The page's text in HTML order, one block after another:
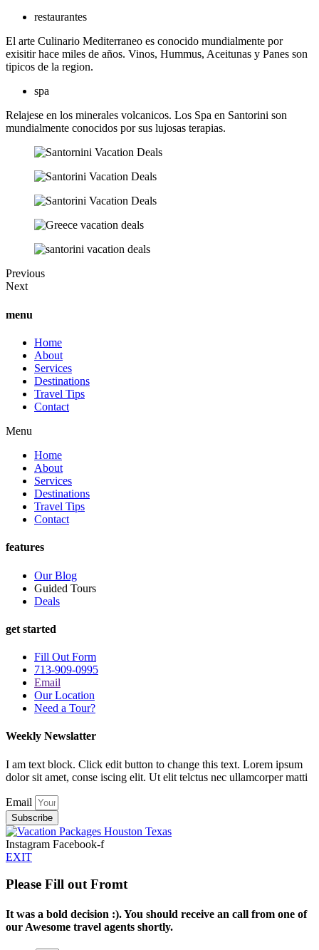
restaurantes
El arte Culinario Mediterraneo es conocido mundialmente por
exisitir hace miles de años. Vinos, Hummus, Aceitunas y Panes son
tipicos de la region.
spa
Relajese en los minerales volcanicos. Los Spa en Santorini son
mundialmente conocidos por sus lujosas terapias.
Previous
Next
menu
Home
About
Services
Destinations
Travel Tips
Contact
Menu
Home
About
Services
Destinations
Travel Tips
Contact
features
Our Blog
Guided Tours
Deals
get started
Fill Out Form
713-909-0995
Email
Our Location
Need a Tour?
Weekly Newslatter
I am text block. Click edit button to change this text. Lorem ipsum
dolor sit amet, conse iscing elit. Ut elit telctus nec ullamcorper matti
Email
Subscribe
Instagram Facebook-f
EXIT
Please Fill out Fromt
It was a bold decision :). You should receive an call from one of
our Awesome travel agents shortly.